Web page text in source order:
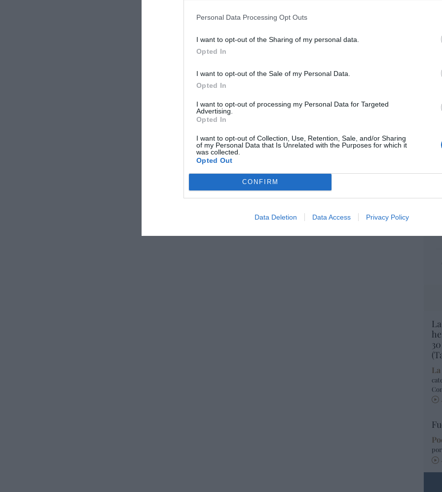
Personal Data Processing Opt Outs
I want to opt-out of the Sharing of my personal data.
Opted In
I want to opt-out of the Sale of my Personal Data.
Opted In
I want to opt-out of processing my Personal Data for Targeted
Advertising.
Opted In
I want to opt-out of Collection, Use, Retention, Sale, and/or Sharing
of my Personal Data that Is Unrelated with the Purposes for which it
was collected.
Opted Out
CONFIRM
Data Deletion Data Access Privacy Policy
por